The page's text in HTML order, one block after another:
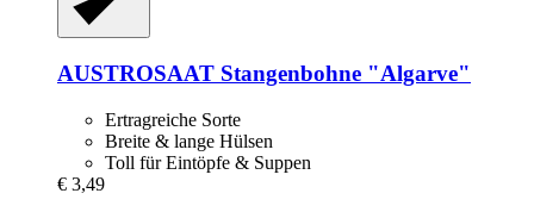
AUSTROSAAT Stangenbohne "Algarve"
Ertragreiche Sorte
Breite & lange Hülsen
Toll für Eintöpfe & Suppen
€ 3,49